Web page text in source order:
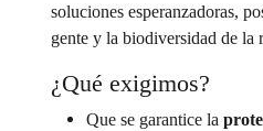
soluciones esperanzadoras,
gente y la biodiversidad de la
¿Qué exigimos?
Que se garantice la